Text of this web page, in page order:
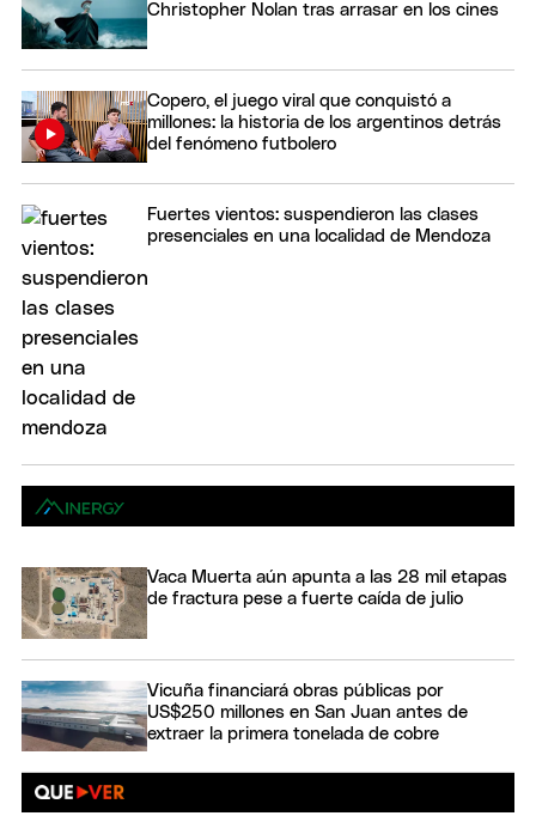
Christopher Nolan tras arrasar en los cines
Copero, el juego viral que conquistó a
millones: la historia de los argentinos detrás
del fenómeno futbolero
Fuertes vientos: suspendieron las clases
presenciales en una localidad de Mendoza
Vaca Muerta aún apunta a las 28 mil etapas
de fractura pese a fuerte caída de julio
Vicuña financiará obras públicas por
US$250 millones en San Juan antes de
extraer la primera tonelada de cobre